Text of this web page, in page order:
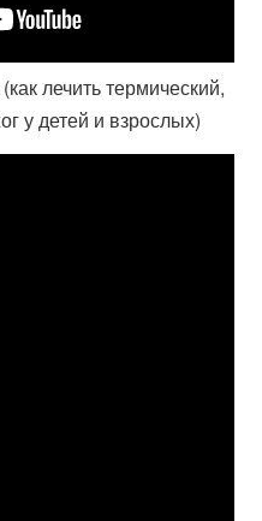
лечить термический,
у детей и взрослых)